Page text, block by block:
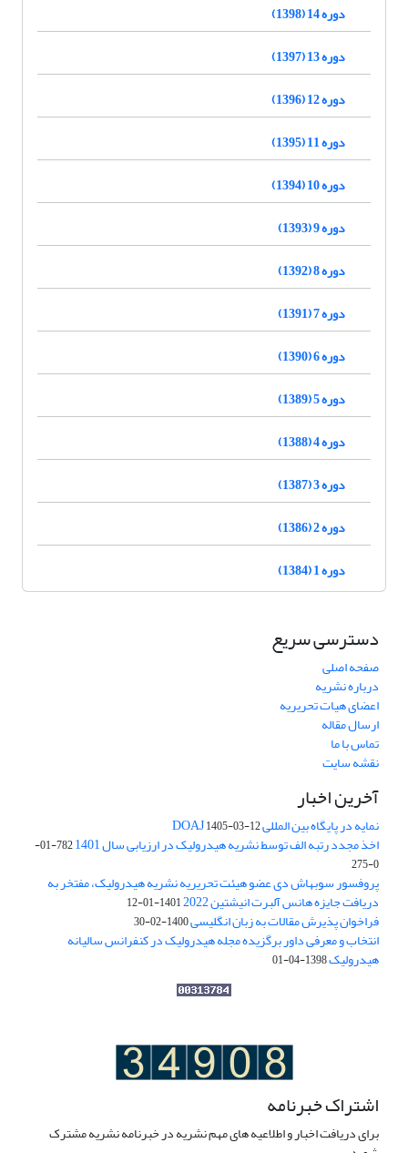
دوره 14 (1398)
دوره 13 (1397)
دوره 12 (1396)
دوره 11 (1395)
دوره 10 (1394)
دوره 9 (1393)
دوره 8 (1392)
دوره 7 (1391)
دوره 6 (1390)
دوره 5 (1389)
دوره 4 (1388)
دوره 3 (1387)
دوره 2 (1386)
دوره 1 (1384)
دسترسی سریع
صفحه اصلی
درباره نشریه
اعضای هیات تحریریه
ارسال مقاله
تماس با ما
نقشه سایت
آخرین اخبار
نمایه در پایگاه بین المللی DOAJ1405-03-12
اخذ مجدد رتبه الف توسط نشریه هیدرولیک در ارزیابی سال 1401
782-01-
0-275
پروفسور سوبهاش دی عضو هیئت تحریریه نشریه هیدرولیک، مفتخر به
دریافت جایزه هانس آلبرت انیشتین 2022 1401-01-12
فراخوان پذیرش مقالات به زبان انگلیسی1400-02-30
انتخاب و معرفی داور برگزیده مجله هیدرولیک در کنفرانس سالیانه
هیدرولیک1398-04-01
اشتراک خبرنامه
برای دریافت اخبار و اطلاعیه های مهم نشریه در خبرنامه نشریه مشترک